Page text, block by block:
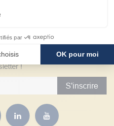
par
OK pour moi
by
Inscrivez-vous à notre
!
S'inscrire